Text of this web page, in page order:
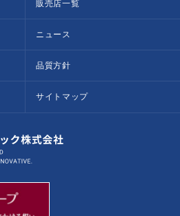
販売店一覧
ニュース
品質方針
サイトマップ